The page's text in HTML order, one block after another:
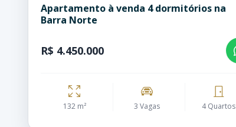
Apartamento à venda 4 dormitórios na
Barra Norte
R$ 4.450.000
132 m² 3 Vagas 4 Quartos